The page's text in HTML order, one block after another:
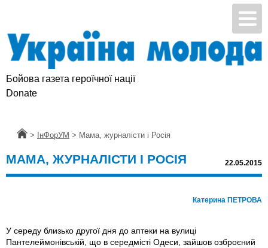
Бойова газета героїчної нації
Donate
Головна
> ІнФорУМ > Мама, журналісти і Росія
МАМА, ЖУРНАЛІСТИ І РОСІЯ 22.05.2015
Катерина ПЕТРОВА
У середу близько другої дня до аптеки на вулиці
Пантелеймонівській, що в середмісті Одеси, зайшов озброєний